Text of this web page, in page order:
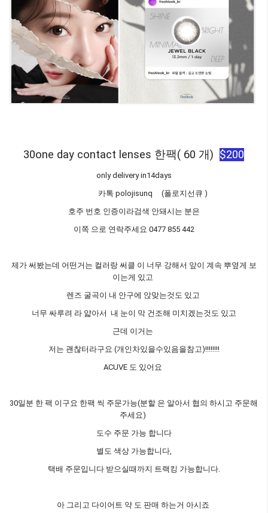
30one day contact lenses 한팩( 60 개) $200
only delivery in14days
카톡 polojisunq (폴로지선큐 )
호주 번호 인증이라검색 안돼시는 분은
이쪽 으로 연락주세요 0477 855 442
제가 써봤는데 어떤거는 컬러랑 써클 이 너무 강해서 앞이 계속 뿌옆게 보
이는게 있고
렌즈 굴곡이 내 안구에 앉맞는것도 있고
너무 싸루려 라 얇아서 내 눈이 막 건조해 미치겠는것도 있고
근데 이거는
저는 괜찮터라구요 (개인차있을수있음을참고)!!!!!!!!
ACUVE 도 있어요
30일분 한 팩 이구요 한팩 씩 주문가능(분할 은 알아서 협의 하시고 주문해
주세요)
도수 주문 가능 합니다
별도 색상 가능합니다,
택배 주문입니다 받으실때까지 트랙킹 가능합니다.
아 그리고 다이어트 약 도 판매 하는거 아시죠